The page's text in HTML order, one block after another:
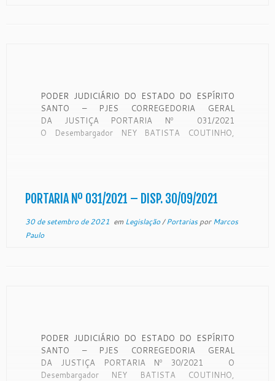
PODER JUDICIÁRIO DO ESTADO DO ESPÍRITO
SANTO – PJES CORREGEDORIA GERAL
DA JUSTIÇA PORTARIA Nº 031/2021
O Desembargador NEY BATISTA COUTINHO,
da Justiça, segundo […]
PORTARIA Nº 031/2021 – DISP. 30/09/2021
30 de setembro de 2021 em Legislação/PortariasporMarcos
Paulo
PODER JUDICIÁRIO DO ESTADO DO ESPÍRITO
SANTO – PJES CORREGEDORIA GERAL
DA JUSTIÇA PORTARIA Nº 30/2021 O
Desembargador NEY BATISTA COUTINHO,